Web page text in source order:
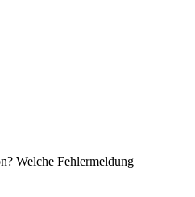
Welche Fehlermeldung